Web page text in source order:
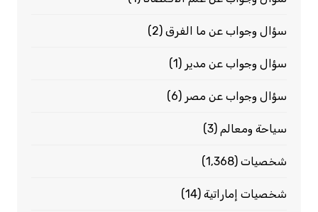
سؤال وجواب عن ما الفرق(2)
سؤال وجواب عن مدير (1)
سؤال وجواب عن مصر (6)
سياحة ومعالم (3)
شخصيات(1٬368)
شخصيات إماراتية(14)